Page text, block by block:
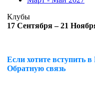
Клубы
17 Сентября – 21
Если хотите вступить
Обратную связь